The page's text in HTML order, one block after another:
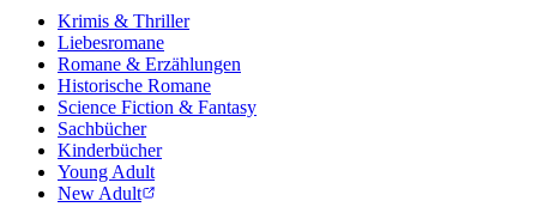
Krimis & Thriller
Liebesromane
Romane & Erzählungen
Historische Romane
Science Fiction & Fantasy
Sachbücher
Kinderbücher
Young Adult
New Adult